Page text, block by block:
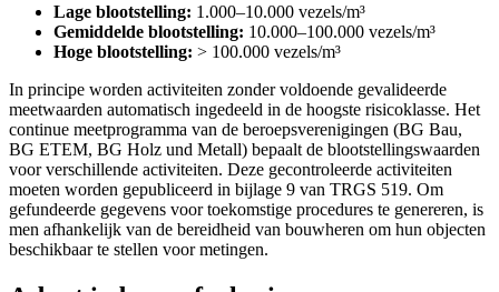
Lage blootstelling: 1.000–10.000 vezels/m³
Gemiddelde blootstelling: 10.000–100.000 vezels/m³
Hoge blootstelling: > 100.000 vezels/m³
In principe worden activiteiten zonder voldoende gevalideerde
meetwaarden automatisch ingedeeld in de hoogste risicoklasse. Het
continue meetprogramma van de beroepsverenigingen (BG Bau,
BG ETEM, BG Holz und Metall) bepaalt de blootstellingswaarden
voor verschillende activiteiten. Deze gecontroleerde activiteiten
moeten worden gepubliceerd in bijlage 9 van TRGS 519. Om
gefundeerde gegevens voor toekomstige procedures te genereren, is
men afhankelijk van de bereidheid van bouwheren om hun objecten
beschikbaar te stellen voor metingen.